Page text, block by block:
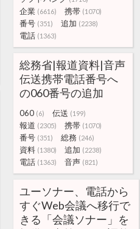
企業 (6616) 携帯 (1070)
番号 (351) 追加 (2238)
電話 (1363)
総務省|報道資料|音声
伝送携帯電話番号へ
の060番号の追加
060 (6) 伝送 (199)
報道 (2305) 携帯 (1070)
番号 (351) 総務 (246)
資料 (1380) 追加 (2238)
電話 (1363) 音声 (821)
ユーソナー、電話から
すぐWeb会議へ移行で
きる「会議ソナー」を